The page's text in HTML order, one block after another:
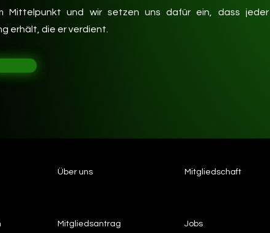
Mittelpunkt und wir setzen uns dafür ein, dass
erhält, die er verdient.
Über uns
Mitgliedsantrag
Mitgliedschaft
Jobs